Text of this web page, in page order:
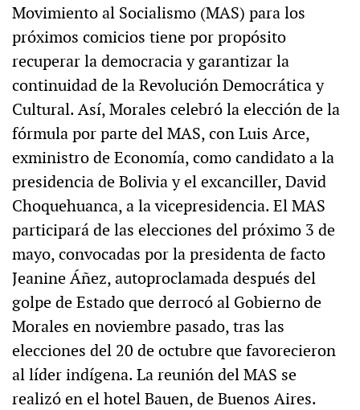
Movimiento al Socialismo (MAS) para los
próximos comicios tiene por propósito
recuperar la democracia y garantizar la
continuidad de la Revolución Democrática y
Cultural. Así, Morales celebró la elección de la
fórmula por parte del MAS, con Luis Arce,
exministro de Economía, como candidato a la
presidencia de Bolivia y el excanciller, David
Choquehuanca, a la vicepresidencia. El MAS
participará de las elecciones del próximo 3 de
mayo, convocadas por la presidenta de facto
Jeanine Áñez, autoproclamada después del
golpe de Estado que derrocó al Gobierno de
Morales en noviembre pasado, tras las
elecciones del 20 de octubre que favorecieron
al líder indígena. La reunión del MAS se
realizó en el hotel Bauen, de Buenos Aires.